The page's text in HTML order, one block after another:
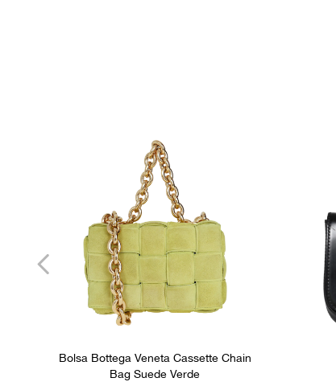
Bolsa Bottega Veneta Cassette Chain
Bag Suede Verde